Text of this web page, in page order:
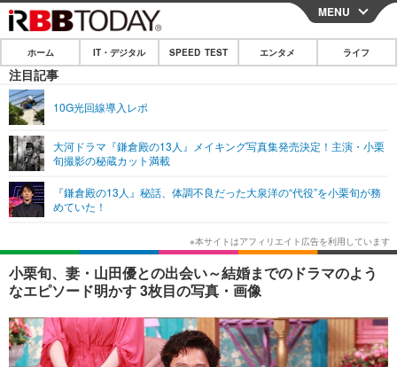
CLOSE
ホーム
IT・デジタル
ネタ
ショッピング その他
SPEED TEST
エンタメ
エンタメTOP
韓国・芸能
音楽 スポーツ
ショッピング その他
ライフ
ライフTOP グルメ
ペット ショッピング
その他
リリース一覧
プッシュ通知の停止方法
MENU
ホーム IT・デジタル SPEED TEST エンタメ ライフ
注目記事
10G光回線導入レポ
大河ドラマ『鎌倉殿の13人』メイキング写真集発売決定！主演・小栗
旬撮影の秘蔵カット満載
『鎌倉殿の13人』秘話、体調不良だった大泉洋の“代役”を小栗旬が務
めていた！
小栗旬、妻・山田優との出会い～結婚までのドラマのよう
なエピソード明かす 3枚目の写真・画像